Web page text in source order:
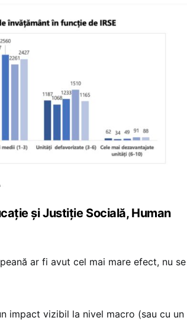
și Justiție Socială, Human
ar fi avut cel mai mare efect, nu se
impact vizibil la nivel macro (sau cu un